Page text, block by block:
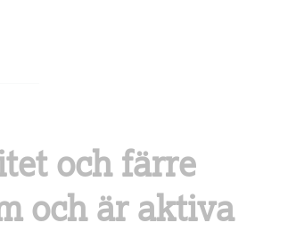
och färre
och är aktiva